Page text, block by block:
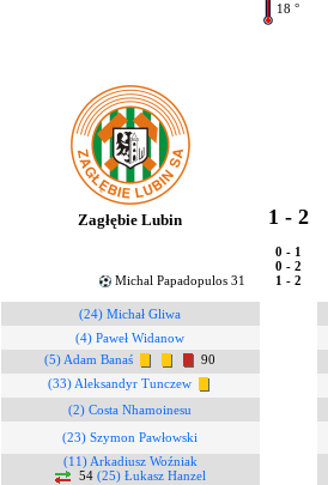
18 °
Zagłębie Lubin 1 - 2
0 - 1
0 - 2
Michal Papadopulos 31
1 - 2
(24) Michał Gliwa
(4) Paweł Widanow
(5) Adam Banaś
90
(33) Aleksandyr Tunczew
(2) Costa Nhamoinesu
(23) Szymon Pawłowski
(11) Arkadiusz Woźniak
54 (25) Łukasz Hanzel